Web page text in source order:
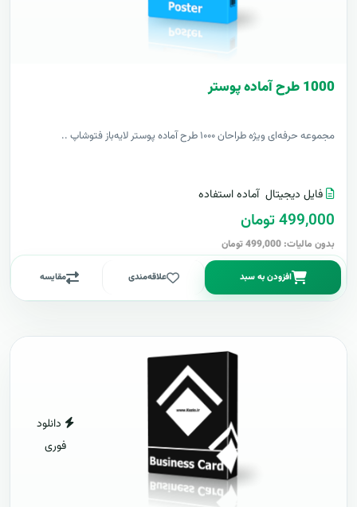
1000 طرح آماده پوستر
مجموعه حرفه‌ای ویژه طراحان ۱۰۰۰ طرح آماده پوستر لایه‌باز فتوشاپ ..
فایل دیجیتال آماده استفاده
499,000 تومان
بدون مالیات: 499,000 تومان
افزودن به سبد علاقه‌مندی مقایسه
دانلود
فوری